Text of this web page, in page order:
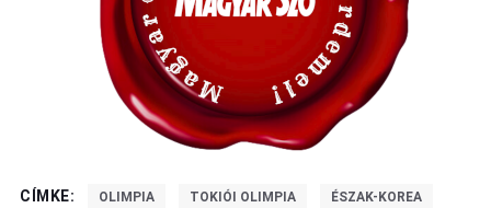
CÍMKE: OLIMPIA TOKIÓI OLIMPIA ÉSZAK-KOREA